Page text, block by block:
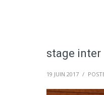
stage inter
19 JUIN 2017 /